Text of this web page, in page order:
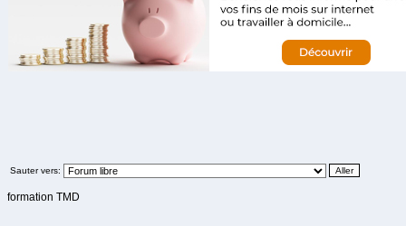
Sauter vers:
formation TMD